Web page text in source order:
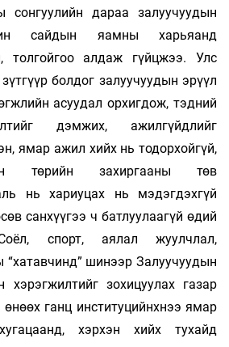
дараа залуучуудын
сайдын яамны харьяанд
толгойгоо алдаж гүйцжээ. Улс
болдог залуучуудын эрүүл
асуудал орхигдож, тэдний
дэмжих, ажилгүйдлийг
ямар ажил хийх нь тодорхойгүй,
төрийн захиргааны төв
нь хариуцах нь мэдэгдэхгүй
санхүүгээ ч батлуулаагүй өдий
спорт, аялал жуулчлал,
шинээр Залуучуудын
хэрэгжилтийг зохицуулах газар
ганц институцийнхнээ ямар
хэрхэн хийх тухайд